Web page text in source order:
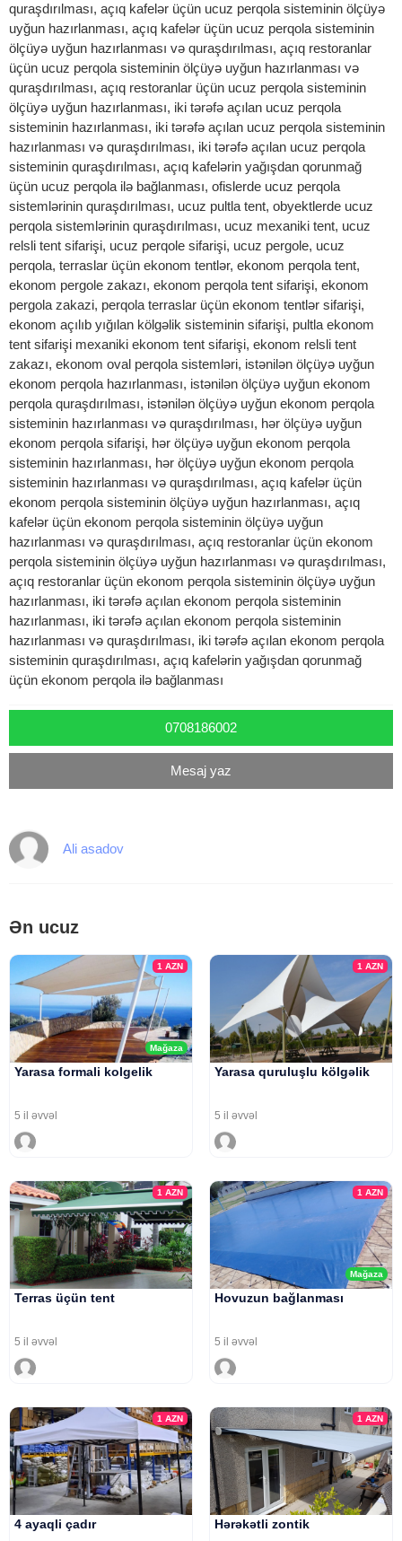
quraşdırılması, açıq kafelər üçün ucuz perqola sisteminin ölçüyə
uyğun hazırlanması, açıq kafelər üçün ucuz perqola sisteminin
ölçüyə uyğun hazırlanması və quraşdırılması, açıq restoranlar
üçün ucuz perqola sisteminin ölçüyə uyğun hazırlanması və
quraşdırılması, açıq restoranlar üçün ucuz perqola sisteminin
ölçüyə uyğun hazırlanması, iki tərəfə açılan ucuz perqola
sisteminin hazırlanması, iki tərəfə açılan ucuz perqola sisteminin
hazırlanması və quraşdırılması, iki tərəfə açılan ucuz perqola
sisteminin quraşdırılması, açıq kafelərin yağışdan qorunmağ
üçün ucuz perqola ilə bağlanması, ofislerde ucuz perqola
sistemlərinin quraşdırılması, ucuz pultla tent, obyektlerde ucuz
perqola sistemlərinin quraşdırılması, ucuz mexaniki tent, ucuz
relsli tent sifarişi, ucuz perqole sifarişi, ucuz pergole, ucuz
perqola, terraslar üçün ekonom tentlər, ekonom perqola tent,
ekonom pergole zakazı, ekonom perqola tent sifarişi, ekonom
pergola zakazi, perqola terraslar üçün ekonom tentlər sifarişi,
ekonom açılıb yığılan kölgəlik sisteminin sifarişi, pultla ekonom
tent sifarişi mexaniki ekonom tent sifarişi, ekonom relsli tent
zakazı, ekonom oval perqola sistemləri, istənilən ölçüyə uyğun
ekonom perqola hazırlanması, istənilən ölçüyə uyğun ekonom
perqola quraşdırılması, istənilən ölçüyə uyğun ekonom perqola
sisteminin hazırlanması və quraşdırılması, hər ölçüyə uyğun
ekonom perqola sifarişi, hər ölçüyə uyğun ekonom perqola
sisteminin hazırlanması, hər ölçüyə uyğun ekonom perqola
sisteminin hazırlanması və quraşdırılması, açıq kafelər üçün
ekonom perqola sisteminin ölçüyə uyğun hazırlanması, açıq
kafelər üçün ekonom perqola sisteminin ölçüyə uyğun
hazırlanması və quraşdırılması, açıq restoranlar üçün ekonom
perqola sisteminin ölçüyə uyğun hazırlanması və quraşdırılması,
açıq restoranlar üçün ekonom perqola sisteminin ölçüyə uyğun
hazırlanması, iki tərəfə açılan ekonom perqola sisteminin
hazırlanması, iki tərəfə açılan ekonom perqola sisteminin
hazırlanması və quraşdırılması, iki tərəfə açılan ekonom perqola
sisteminin quraşdırılması, açıq kafelərin yağışdan qorunmağ
üçün ekonom perqola ilə bağlanması
0708186002
Mesaj yaz
Ali asadov
Ən ucuz
Mağaza
1AZN
Yarasa formali kolgelik
5 il əvvəl
1 AZN
Yarasa quruluşlu kölgəlik
5 il əvvəl
1AZN
Terras üçün tent
5 il əvvəl
Mağaza
1 AZN
Hovuzun bağlanması
5 il əvvəl
1AZN
4 ayaqli çadır
1 AZN
Hərəkətli zontik